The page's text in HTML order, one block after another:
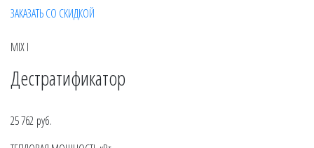
ЗАКАЗАТЬ СО СКИДКОЙ
MIX I
Дестратификатор
25 762 руб.